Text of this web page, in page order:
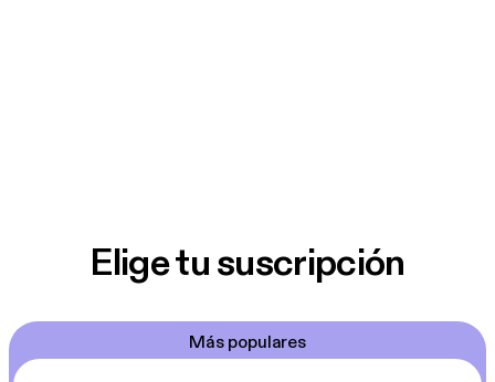
Elige tu suscripción
Más populares